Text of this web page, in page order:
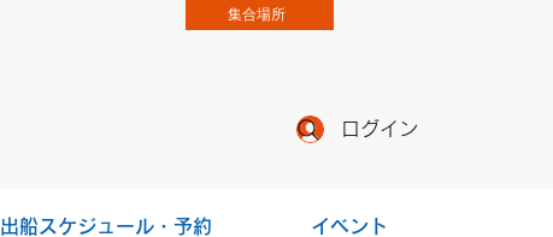
集合場所
ログイン
出船スケジュール・予約 イベント